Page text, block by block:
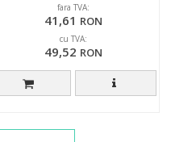
fara TVA:
41,61 RON
cu TVA:
49,52 RON